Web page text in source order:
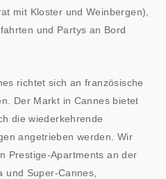
mit Kloster und Weinbergen),
und Partys an Bord
richtet sich an französische
Der Markt in Cannes bietet
die wiederkehrende
angetrieben werden. Wir
Prestige-Apartments an der
und Super-Cannes,